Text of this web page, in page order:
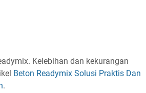
Kelebihan dan kekurangan
Beton Readymix Solusi Praktis Dan
.